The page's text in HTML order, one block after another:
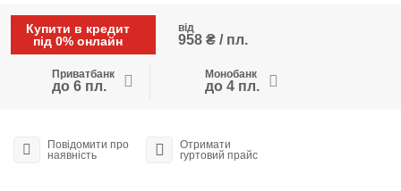
Купити в кредит
під 0% онлайн
від
958 ₴ / пл.
Приватбанк
до 6 пл.
Монобанк
до 4 пл.
Повідомити про
наявність
Отримати
гуртовий прайс